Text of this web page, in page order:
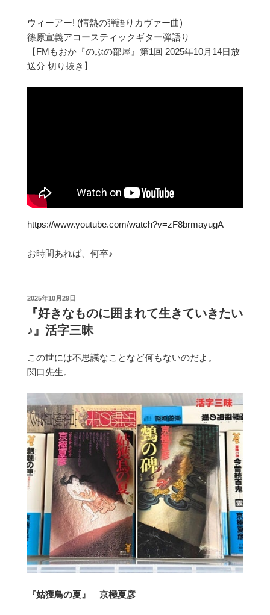
ウィーアー! (情熱の弾語りカヴァー曲)
篠原宣義アコースティックギター弾語り
【FMもおか『のぶの部屋』第1回 2025年10月14日放
送分 切り抜き】
https://www.youtube.com/watch?v=zF8brmayugA
お時間あれば、何卒♪
投
2025年10月29日
『好きなものに囲まれて生きていきたい
♪』活字三昧
この世には不思議なことなど何もないのだよ。
関口先生。
『姑獲鳥の夏』 京極夏彦